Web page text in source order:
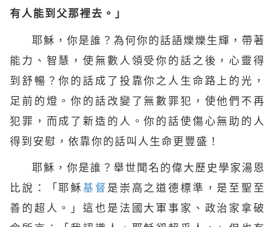
有人能到父那裡去。」
耶穌，你是誰？為何你的話語爍爍生輝，帶著
能力、智慧，使無數人領受你的話之後，心靈得
到舒暢？你的話成了投靠你之 人生命路上的光，
足前的燈。你的話改變了無數罪犯，使他們不再
犯罪，而成了新造的人。你的話使傷心無助的人
得到安慰，依靠你的話叫人生命更豐盛！
耶穌，你是誰？舉世聞名的偉大歷史學家湯恩
比說：「耶穌基督是崇高之道德標準，是至聖至
善的超人。」這也是法國大軍事家、政治家拿破